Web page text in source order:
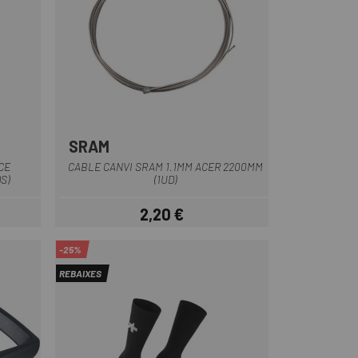
SRAM
CABLE CANVI SRAM 1.1MM ACER 2200MM
(1UD)
Preu
2,20 €
-25%
REBAIXES